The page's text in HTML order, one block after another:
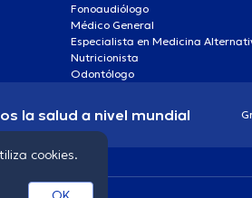
Fonoaudiólogo
Médico General
Especialista en Medicina
Nutricionista
Odontólogo
la salud a nivel mundial
cookies.